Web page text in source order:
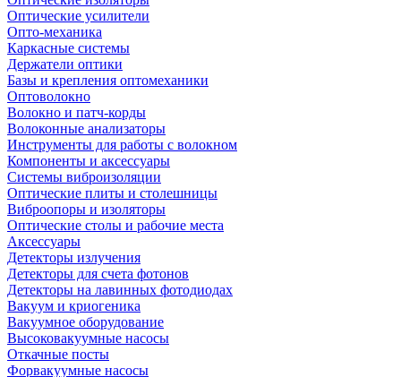
Оптические усилители
Опто-механика
Каркасные системы
Держатели оптики
Базы и крепления оптомеханики
Оптоволокно
Волокно и патч-корды
Волоконные анализаторы
Инструменты для работы с волокном
Компоненты и аксессуары
Системы виброизоляции
Оптические плиты и столешницы
Виброопоры и изоляторы
Оптические столы и рабочие места
Аксессуары
Детекторы излучения
Детекторы для счета фотонов
Детекторы на лавинных фотодиодах
Вакуум и криогеника
Вакуумное оборудование
Высоковакуумные насосы
Откачные посты
Форвакуумные насосы